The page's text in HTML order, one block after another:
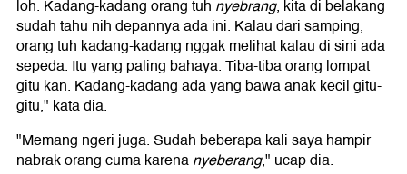
loh. Kadang-kadang orang tuh nyebrang, kita di belakang
sudah tahu nih depannya ada ini. Kalau dari samping,
orang tuh kadang-kadang nggak melihat kalau di sini ada
sepeda. Itu yang paling bahaya. Tiba-tiba orang lompat
gitu kan. Kadang-kadang ada yang bawa anak kecil gitu-
gitu," kata dia.
"Memang ngeri juga. Sudah beberapa kali saya hampir
nabrak orang cuma karenanyeberang," ucap dia.